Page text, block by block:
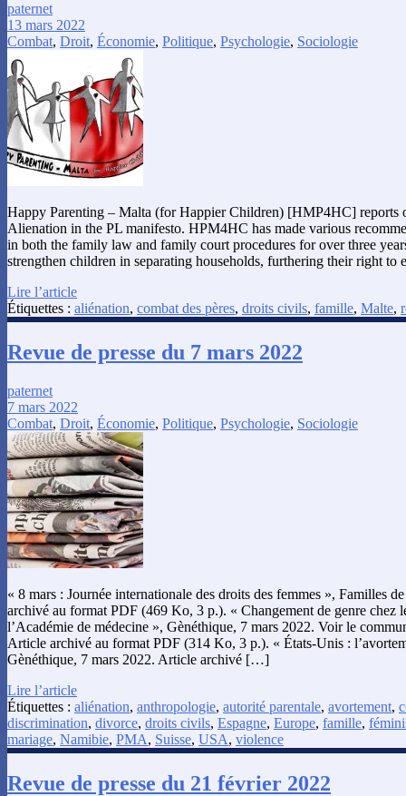
paternet
13 mars 2022
Combat, Droit, Économie, Politique, Psychologie, Sociologie
Happy Parenting – Malta (for Happier Children) [HMP4HC] reports
Alienation in the PL manifesto. HPM4HC has made various
in both the family law and family court procedures for over three
strengthen children in separating households, furthering their right
Lire l’article
Étiquettes : aliénation, combat des pères, droits civils, famille, Malte,
Revue de presse du 7 mars 2022
paternet
7 mars 2022
Combat, Droit, Économie, Politique, Psychologie, Sociologie
« 8 mars : Journée internationale des droits des femmes », Familles
archivé au format PDF (469 Ko, 3 p.). « Changement de genre chez
l’Académie de médecine », Gènéthique, 7 mars 2022. Voir le
Article archivé au format PDF (314 Ko, 3 p.). « États-Unis :
Gènéthique, 7 mars 2022. Article archivé […]
Lire l’article
Étiquettes : aliénation, anthropologie, autorité parentale, avortement,
discrimination, divorce, droits civils, Espagne, Europe, famille,
mariage, Namibie, PMA, Suisse, USA, violence
Revue de presse du 21 février 2022